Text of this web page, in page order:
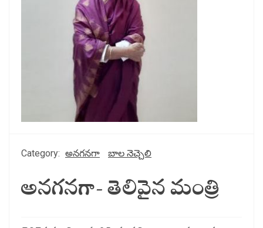
Category: అనగనగా బాల నెచ్చెలి
అనగనగా- తెలివైన మంత్రి